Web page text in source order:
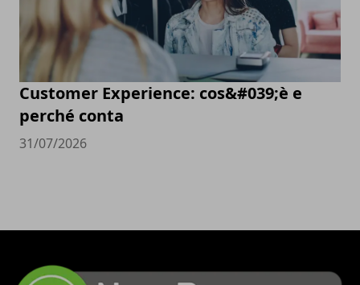
Customer Experience: cos&#039;è e
perché conta
31/07/2026